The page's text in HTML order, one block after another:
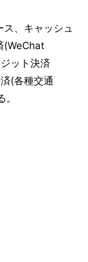
、キャッシュ
(WeChat
ット決済
(各種交通